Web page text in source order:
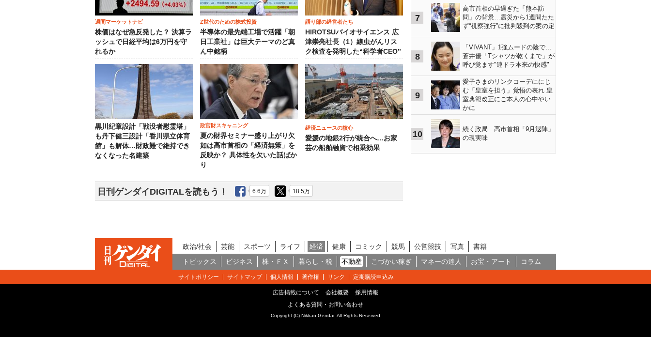
週間マーケットナビ
株価はなぜ急反発した？ 決算ラ
ッシュで日経平均は6万円を守
れるか
Z世代のための株式投資
半導体の最先端工場で活躍「朝
日工業社」は巨大テーマのど真
ん中銘柄
語り部の経営者たち
HIROTSUバイオサイエンス 広
津崇亮社長（1）線虫がんリス
ク検査を発明した“科学者CEO”
黒川紀章設計「戦没者慰霊塔」
も丹下健三設計「香川県立体育
館」も解体…財政難で維持でき
なくなった名建築
政官財スキャニング
夏の財界セミナー盛り上がり欠
如は高市首相の「経済無策」を
反映か？ 具体性を欠いた話ばか
り
経済ニュースの核心
愛媛の地銀2行が統合へ…お家
芸の船舶融資で相乗効果
日刊ゲンダイDIGITALを読もう！ 6.6万 18.5万
7
高市首相の早過ぎた「熊本訪
問」の背景…震災から1週間たた
ず“視察強行”に批判殺到の案の定
8
「VIVANT」1強ムードの陰で…
蒼井優「Tシャツが乾くまで」が
呼び覚ます"連ドラ本来の快感"
9
愛子さまのリンクコーデににじ
む「皇室を担う」覚悟の表れ 皇
室典範改正にご本人の心中やい
かに
10
続く政局…高市首相「9月退陣」
の現実味
政治/社会 芸能 スポーツ ライフ 経済 健康 コミック 競馬 公営競技 写真
書籍
トピックス
ビジネス 株・ＦＸ 暮らし・税 不動産 こづかい稼ぎ マネーの達人 お宝・アート コラム
サイトポリシー サイトマップ 個人情報 著作権 リンク 定期購読申込み
広告掲載について 会社概要
採用情報
よくある質問・お問い合わせ
Copyright (C) Nikkan Gendai. All Rights Reserved